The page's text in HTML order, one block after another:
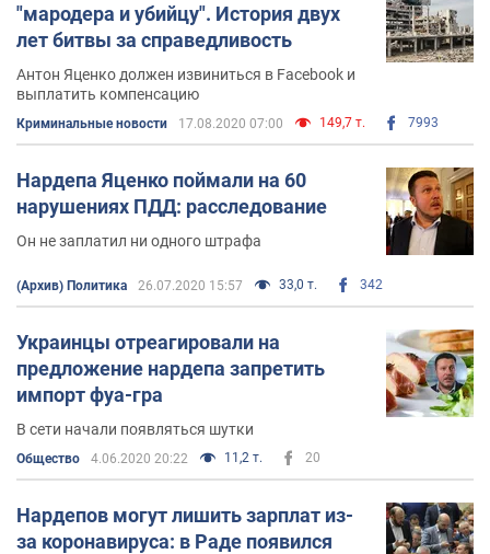
"мародера и убийцу". История двух
лет битвы за справедливость
Антон Яценко должен извиниться в Facebook и
выплатить компенсацию
Криминальные новости 17.08.2020 07:00 149,7 т. 7993
Нардепа Яценко поймали на 60
нарушениях ПДД: расследование
Он не заплатил ни одного штрафа
(Архив) Политика 26.07.2020 15:57 33,0 т. 342
Украинцы отреагировали на
предложение нардепа запретить
импорт фуа-гра
В сети начали появляться шутки
Общество 4.06.2020 20:22 11,2 т. 20
Нардепов могут лишить зарплат из-
за коронавируса: в Раде появился